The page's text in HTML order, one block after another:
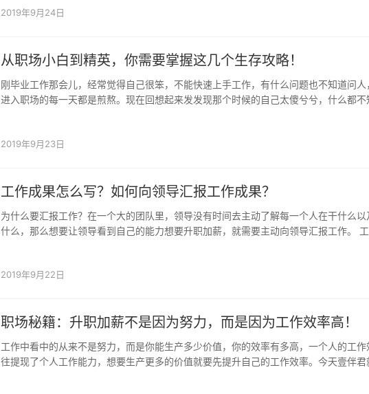
2019年9月24日
从职场小白到精英，你需要掌握这几个生存攻略！
刚毕业工作那会儿，经常觉得自己很笨，不能快速上手工作，有什么问题也不知道问人
进入职场的每一天都是煎熬。现在回想起来发发现那个时候的自己太傻兮兮，什么都不
2019年9月23日
工作成果怎么写？如何向领导汇报工作成果？
为什么要汇报工作？在一个大的团队里，领导没有时间去主动了解每一个人在干什么以
什么，那么想要让领导看到自己的能力想要升职加薪，就需要主动向领导汇报工作。 工
2019年9月22日
职场秘籍：升职加薪不是因为努力，而是因为工作效率高！
工作中看中的从来不是努力，而是你能生产多少价值，你的效率有多高，一个人的工作
往提现了个人工作能力，想要生产更多的价值就要先提升自己的工作效率。今天壹伴君